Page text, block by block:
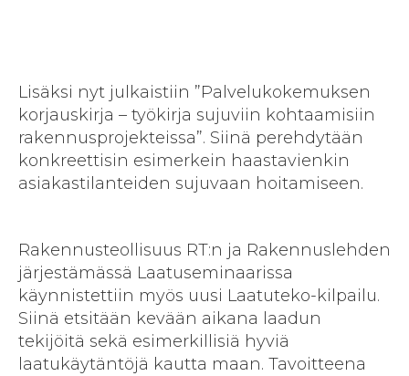
Lisäksi nyt julkaistiin ”Palvelukokemuksen
korjauskirja – työkirja sujuviin kohtaamisiin
rakennusprojekteissa”. Siinä perehdytään
konkreettisin esimerkein haastavienkin
asiakastilanteiden sujuvaan hoitamiseen.
Rakennusteollisuus RT:n ja Rakennuslehden
järjestämässä Laatuseminaarissa
käynnistettiin myös uusi Laatuteko-kilpailu.
Siinä etsitään kevään aikana laadun
tekijöitä sekä esimerkillisiä hyviä
laatukäytäntöjä kautta maan. Tavoitteena